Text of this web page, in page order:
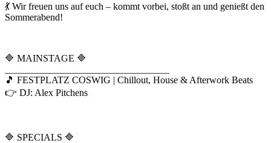
💃 Wir freuen uns auf euch – kommt vorbei, stoßt an und genießt den
Sommerabend!
🔷 MAINSTAGE 🔷
🎵 FESTPLATZ COSWIG | Chillout, House & Afterwork Beats
👉 DJ: Alex Pitchens
🔷 SPECIALS 🔷